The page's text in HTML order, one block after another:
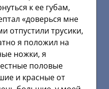
к ее губам,
«доверься мне
отпустили трусики,
я положил на
ножки, я
половые
и красные от